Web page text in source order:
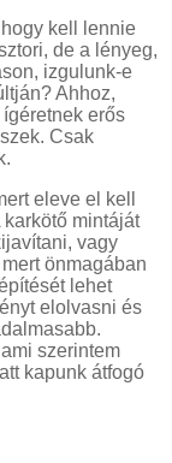
kell lennie
de a lényeg,
izgulunk-e
Ahhoz,
erős
Csak
eleve el kell
karkötő mintáját
vagy
önmagában
lehet
elolvasni és
szerintem
kapunk átfogó